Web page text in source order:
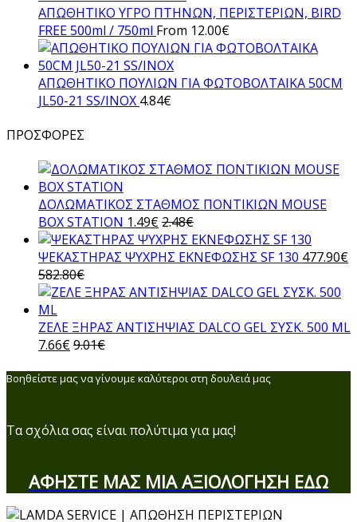
AΠΩΘΗΤΙΚΟ ΥΓΡΟ ΠΤΗΝΩΝ, ΠΕΡΙΣΤΕΡΙΩΝ, BIRD
FREE 500ml / 750ml From 12.00€
ΑΠΩΘΗΤΙΚO ΠΟΥΛΙΩΝ ΓΙΑ ΦΩΤΟΒΟΛΤΑΙΚΑ 50CM
JL50-21 SS/INOX 4.84€
ΠΡΟΣΦΟΡΕΣ
ΔΟΛΩΜΑΤΙΚΟΣ ΣΤΑΘΜΟΣ ΠΟΝΤΙΚΙΩΝ MOUSE
BOX STATION 1.49€2.48€
ΨΕΚΑΣΤΗΡΑΣ ΨΥΧΡΗΣ ΕΚΝΕΦΩΣΗΣ SF 130 477.90€
582.80€
ΖΕΛΕ ΞΗΡΑΣ ΑΝΤΙΣΗΨΙΑΣ DALCO GEL ΣΥΣΚ. 500 ML
7.66€9.01€
Βοηθείστε μας να γίνουμε καλύτεροι στη δουλειά μας
Τα σχόλια σας είναι πολύτιμα για μας!
ΑΦΗΣΤΕ ΜΑΣ ΜΙΑ ΑΞΙΟΛΟΓΗΣΗ ΕΔΩ